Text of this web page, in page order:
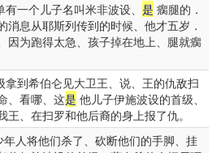
一个儿子名叫米非波设、 是 瘸腿的．
消息从耶斯列传到的时候、他才五岁．
因为跑得太急、孩子掉在地上、腿就瘸
拿到希伯仑见大卫王、说、王的仇敌扫
、看哪、这是 他儿子伊施波设的首级、
王、在扫罗和他后裔的身上报了仇。
年人将他们杀了、砍断他们的手脚、挂